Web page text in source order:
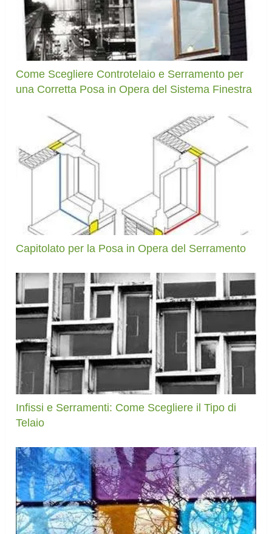
Come Scegliere Controtelaio e Serramento per
una Corretta Posa in Opera del Sistema Finestra
Capitolato per la Posa in Opera del Serramento
Infissi e Serramenti: Come Scegliere il Tipo di
Telaio